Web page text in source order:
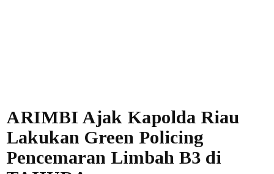
ARIMBI Ajak Kapolda Riau
Lakukan Green Policing
Pencemaran Limbah B3 di